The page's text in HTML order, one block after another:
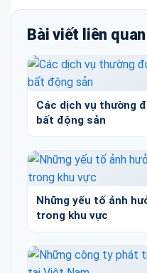
Bài viết liên quan
Các dịch vụ thường
bất động sản
Những yếu tố ảnh
trong khu vực